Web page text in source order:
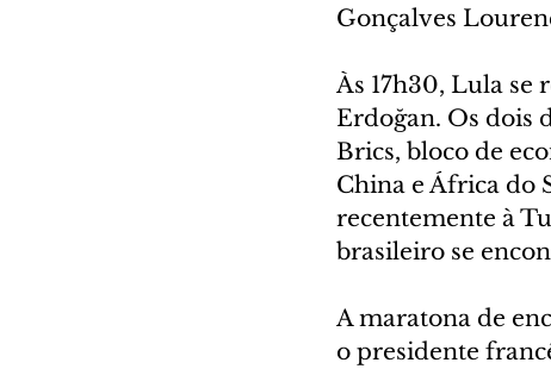
Gonçalves
Às 17h30, Lula se
Erdoğan. Os dois
Brics, bloco de
China e África do
recentemente à
brasileiro se
A maratona de
o presidente